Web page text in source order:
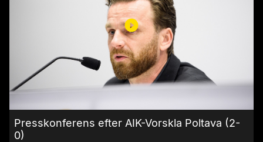
Presskonferens efter AIK-Vorskla Poltava (2-
0)